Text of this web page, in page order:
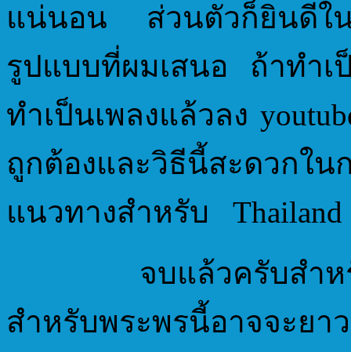
แน่นอน ส่วนตัวก็ยินดีใ
รูปแบบที่ผมเสนอ ถ้าทำ
ทำเป็นเพลงแล้วลง
ถูกต้องและวิธีนี้สะดวกใน
แนวทางสำหรับ Thailand
จบแล้วครับสำหรับ
สำหรับพระพรนี้อาจจะยา